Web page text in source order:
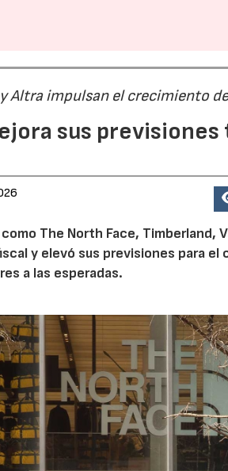
Altra impulsan el crecimiento
sus
The North Face, Timberland,
y elevó sus previsiones para el
a las esperadas.